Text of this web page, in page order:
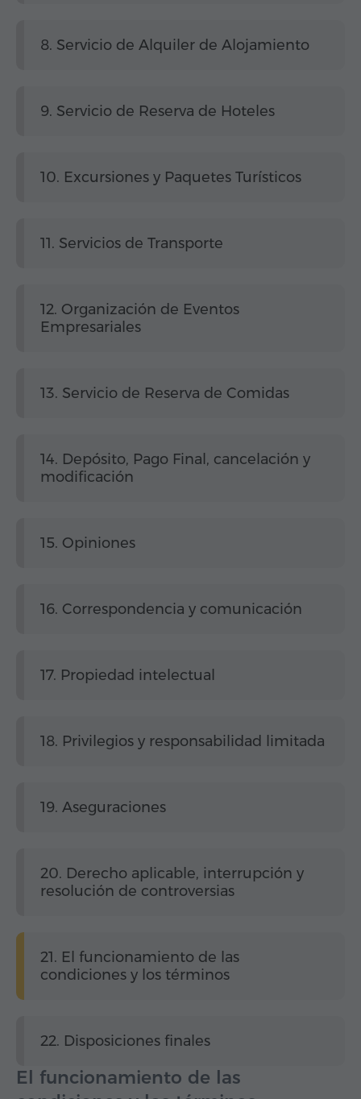
8. Servicio de Alquiler de Alojamiento
9. Servicio de Reserva de Hoteles
10. Excursiones y Paquetes Turísticos
11. Servicios de Transporte
12. Organización de Eventos
Empresariales
13. Servicio de Reserva de Comidas
14. Depósito, Pago Final, cancelación y
modificación
15. Opiniones
16. Correspondencia y comunicación
17. Propiedad intelectual
18. Privilegios y responsabilidad limitada
19. Aseguraciones
20. Derecho aplicable, interrupción y
resolución de controversias
21. El funcionamiento de las
condiciones y los términos
22. Disposiciones finales
El funcionamiento de las